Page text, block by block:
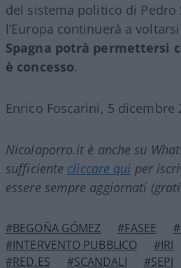
del sistema politico di Pedro
l’Europa continuerà a
Spagna potrà permettersi
è concesso.
Enrico Foscarini, 5 dicembre
Nicolaporro.it è anche su
sufficiente cliccare qui per
essere sempre aggiornati
#BEGOÑA GÓMEZ #FASEE
#INTERVENTO PUBBLICO
#IRI
#RED.ES
#SCANDALI #SEPI